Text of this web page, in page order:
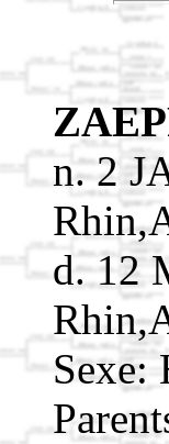
n. 2
d. 12
Sexe: